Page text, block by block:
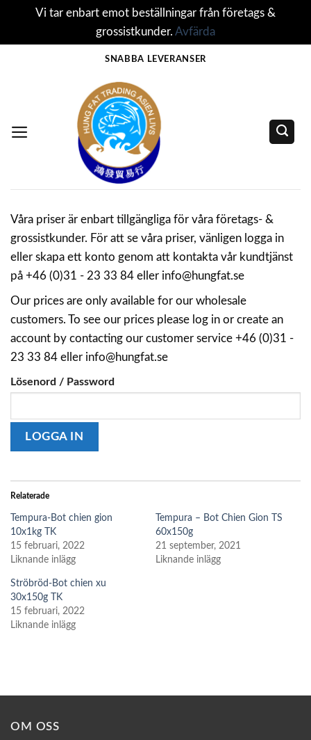
Vi tar enbart emot beställningar från företags &
grossistkunder. Avfärda
SNABBA LEVERANSER
Våra priser är enbart tillgängliga för våra företags- &
grossistkunder. För att se våra priser, vänligen logga in
eller skapa ett konto genom att kontakta vår kundtjänst
på +46 (0)31 - 23 33 84 eller info@hungfat.se
Our prices are only available for our wholesale
customers. To see our prices please log in or create an
account by contacting our customer service +46 (0)31 -
23 33 84 eller info@hungfat.se
Lösenord / Password
Relaterade
Tempura-Bot chien gion
10x1kg TK
15 februari, 2022
Liknande inlägg
Tempura – Bot Chien Gion TS
60x150g
21 september, 2021
Liknande inlägg
Ströbröd-Bot chien xu
30x150g TK
15 februari, 2022
Liknande inlägg
OM OSS